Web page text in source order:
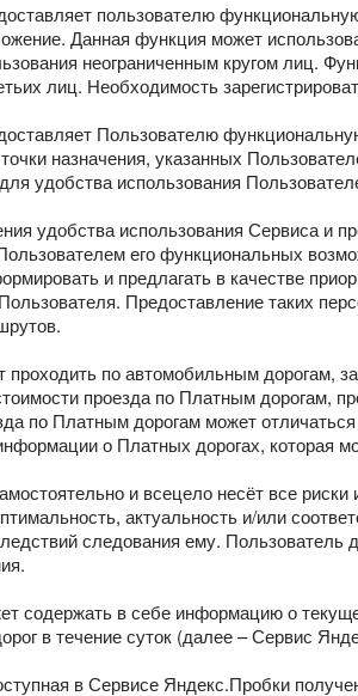
пользователю
Данная функция может
неограниченным кругом лиц.
лиц. Необходимость
Пользователю
назначения, указанных
удобства использования
удобства использования Сервиса и
его функциональных
и предлагать в качестве
Предоставление таких
по автомобильным дорогам,
проезда по Платным дорогам,
по Платным дорогам может
о Платных дорогах, которая
и всецело несёт все
актуальность и/или
следования ему.
содержать в себе информацию о
в течение суток (далее – Сервис
в Сервисе Яндекс.Пробки